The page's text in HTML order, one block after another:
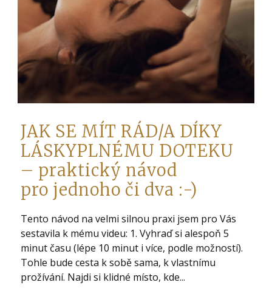
JAK SE MÍT RÁD/A DÍKY
LÁSKYPLNÉMU DOTEKU
– praktický návod
pro jednoho či dva :-)
Tento návod na velmi silnou praxi jsem pro Vás
sestavila k mému videu: 1. Vyhraď si alespoň 5
minut času (lépe 10 minut i více, podle možností).
Tohle bude cesta k sobě sama, k vlastnímu
prožívání. Najdi si klidné místo, kde...